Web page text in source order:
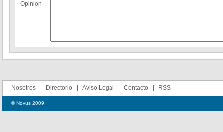
Opinion
Nosotros Directorio Aviso Legal Contacto RSS
© Novus 2009